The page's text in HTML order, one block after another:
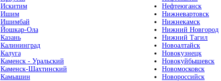
Искитим
Ишим
Ишимбай
Йошкар-Ола
Казань
Калининград
Калуга
Каменск - Уральский
Каменск-Шахтинский
Камышин
Нефтеюганск
Нижневартовск
Нижнекамск
Нижний Новгород
Нижний Тагил
Новоалтайск
Новокузнецк
Новокуйбышевск
Новомосковск
Новороссийск